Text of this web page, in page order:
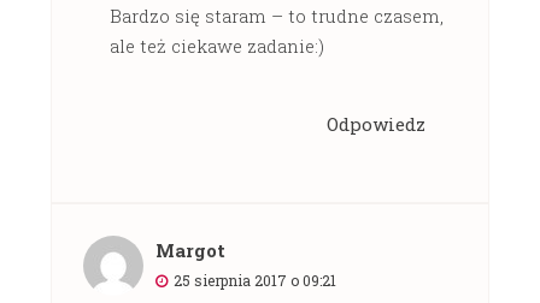
Bardzo się staram – to trudne czasem,
ale też ciekawe zadanie:)
Odpowiedz
Margot
25 sierpnia 2017 o 09:21